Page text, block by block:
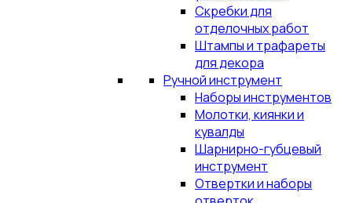
Скребки для
отделочных работ
Штампы и трафареты
для декора
Ручной инструмент
Наборы инструментов
Молотки, киянки и
кувалды
Шарнирно-губцевый
инструмент
Отвертки и наборы